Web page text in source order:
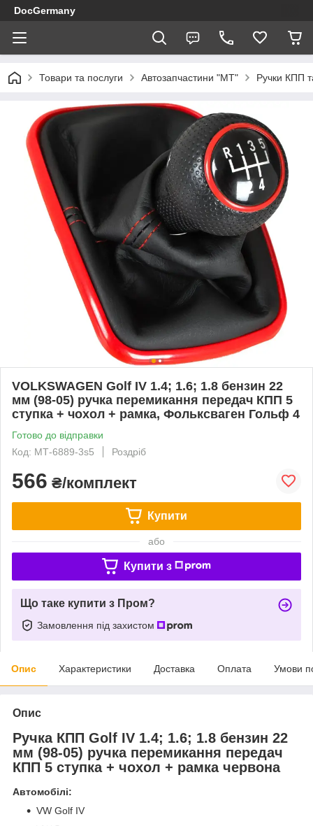
DocGermany
Товари та послуги Автозапчастини "МТ" Ручки КПП
VOLKSWAGEN Golf IV 1.4; 1.6; 1.8 бензин 22
мм (98-05) ручка перемикання передач КПП 5
ступка + чохол + рамка, Фольксваген Гольф 4
Готово до відправки
Код: МТ-6889-3s5
Роздріб
566 ₴/комплект
Купити
або
Купити з
Що таке купити з Пром?
Замовлення під захистом
Опис Характеристики Доставка Оплата Умови
Опис
Ручка КПП Golf IV 1.4; 1.6; 1.8 бензин 22
мм (98-05) ручка перемикання передач
КПП 5 ступка + чохол + рамка червона
Автомобілі:
VW Golf IV